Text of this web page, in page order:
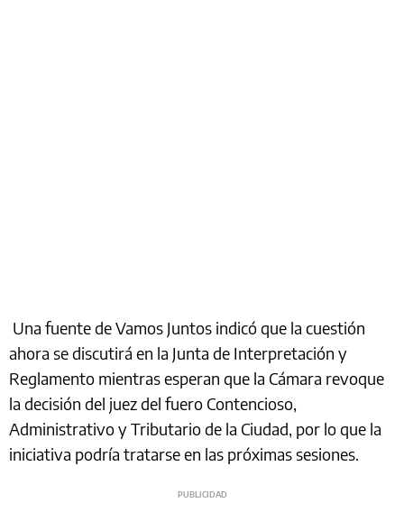
Una fuente de Vamos Juntos indicó que la cuestión
ahora se discutirá en la Junta de Interpretación y
Reglamento mientras esperan que la Cámara revoque
la decisión del juez del fuero Contencioso,
Administrativo y Tributario de la Ciudad, por lo que la
iniciativa podría tratarse en las próximas sesiones.